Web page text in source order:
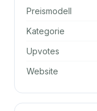
Preismodell
Kategorie
Upvotes
Website